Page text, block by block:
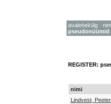
avalehekülg ·
pseudonüümid
REGISTER:
nimi
Lindvest, Peeter